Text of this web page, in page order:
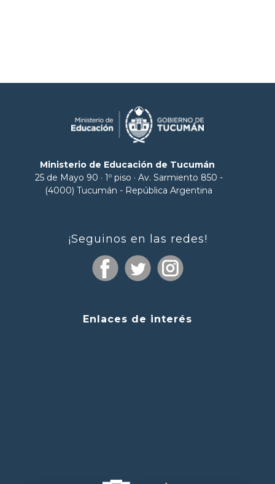
Ministerio de Educación de Tucumán
25 de Mayo 90 · 1º piso · Av. Sarmiento 850 -
(4000) Tucumán - República Argentina
¡Seguinos en las redes!
Enlaces de interés